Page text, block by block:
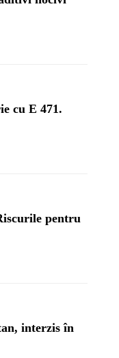
cu E 471.
pentru
interzis în